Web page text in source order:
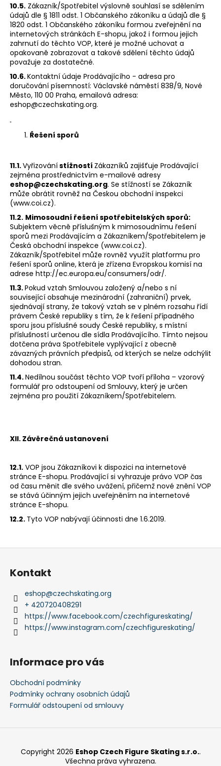
10.5. Zákazník/Spotřebitel výslovně souhlasí se sdělením
údajů dle § 1811 odst. 1 Občanského zákoníku a údajů dle §
1820 odst. 1 Občanského zákoníku formou zveřejnění na
internetových stránkách E-shopu, jakož i formou jejich
zahrnutí do těchto VOP, které je možné uchovat a
opakovaně zobrazovat a takové sdělení těchto údajů
považuje za dostatečné.
10.6.Kontaktní údaje Prodávajícího - adresa pro
doručování písemností: Václavské náměstí 838/9, Nové
Město, 110 00 Praha, emailová adresa:
eshop@czechskating.org.
Řešení sporů
11.1.Vyřizovánístížností Zákazníků zajišťuje Prodávající
zejména prostřednictvím e-mailové adresy
eshop@czechskating.org. Se stížností se Zákazník
může obrátit rovněž na Českou obchodní inspekci
(www.coi.cz).
11.2. Mimosoudní řešení spotřebitelských sporů:
Subjektem věcně příslušným k mimosoudnímu řešení
sporů mezi Prodávajícím a Zákazníkem/Spotřebitelem je
Česká obchodní inspekce (www.coi.cz).
Zákazník/Spotřebitel může rovněž využít platformu pro
řešení sporů online, která je zřízena Evropskou komisí na
adrese http://ec.europa.eu/consumers/odr/.
11.3.Pokud vztah Smlouvou založený a/nebo s ní
související obsahuje mezinárodní (zahraniční) prvek,
sjednávají strany, že takový vztah se v plném rozsahu řídí
právem České republiky s tím, že k řešení případného
sporu jsou příslušné soudy České republiky, s místní
příslušností určenou dle sídla Prodávajícího. Tímto nejsou
dotčena práva Spotřebitele vyplývající z obecně
závazných právních předpisů, od kterých se nelze odchýlit
dohodou stran.
11.4.Nedílnou součást těchto VOP tvoří příloha – vzorový
formulář pro odstoupení od Smlouvy, který je určen
zejména pro použití Zákazníkem/Spotřebitelem.
XII. Závěrečná ustanovení
12.1. VOP jsou Zákazníkovi k dispozici na internetové
stránce E-shopu. Prodávající si vyhrazuje právo VOP čas
od času měnit dle svého uvážení, přičemž nové znění VOP
se stává účinným jejich uveřejněním na internetové
stránce E-shopu.
12.2. Tyto VOP nabývají účinnosti dne 1.6.2019.
Z
Kontakt
eshop@czechskating.org
+ 420720408291
https://www.facebook.com/czechfigureskating/
https://www.instagram.com/czechfigureskating/
Informace pro vás
Obchodní podmínky
Podmínky ochrany osobních údajů
Formulář odstoupení od smlouvy
Copyright 2026 Eshop Czech Figure Skating s.r.o..
Všechna práva vyhrazena.